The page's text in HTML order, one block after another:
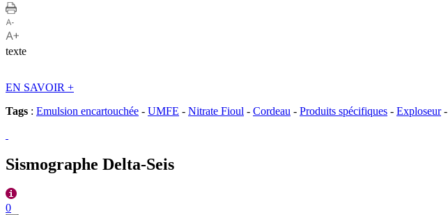
texte
EN SAVOIR +
Tags : Emulsion encartouchée - UMFE - Nitrate Fioul - Cordeau - Produits spécifiques - Exploseur-
Sismographe Delta-Seis
0